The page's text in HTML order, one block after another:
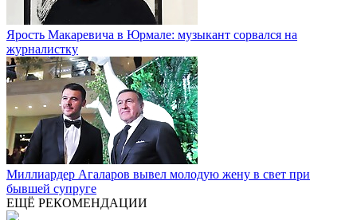
Ярость Макаревича в Юрмале: музыкант сорвался на
журналистку
Миллиардер Агаларов вывел молодую жену в свет при
бывшей супруге
ЕЩЁ РЕКОМЕНДАЦИИ